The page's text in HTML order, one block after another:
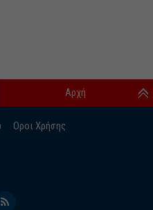
Οροι Χρήσης
Αρχή